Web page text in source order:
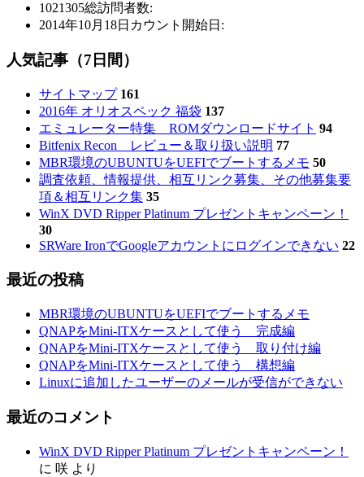
1021305総訪問者数:
2014年10月18日 カウント開始日:
人気記事（7日間）
サイトマップ 161
2016年 オリオスペック 福袋 137
エミュレーター特集 ROMダウンロードサイト 94
Bitfenix Recon レビュー＆取り扱い説明 77
MBR環境のUBUNTUをUEFIでブートするメモ 50
調査依頼、情報提供、相互リンク募集、その他募集要
項＆相互リンク集 35
WinX DVD Ripper Platinum プレゼントキャンペーン！
30
SRWare IronでGoogleアカウントにログインできない 22
最近の投稿
MBR環境のUBUNTUをUEFIでブートするメモ
QNAPをMini-ITXケースとして使う 完成編
QNAPをMini-ITXケースとして使う 取り付け編
QNAPをMini-ITXケースとして使う 構想編
Linuxに追加したユーザーのメールが受信ができない
最近のコメント
WinX DVD Ripper Platinum プレゼントキャンペーン！
に 咲 より